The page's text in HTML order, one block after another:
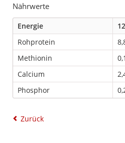
Nährwerte
Energie
Rohprotein
Methionin
Calcium
Phosphor
Zurück